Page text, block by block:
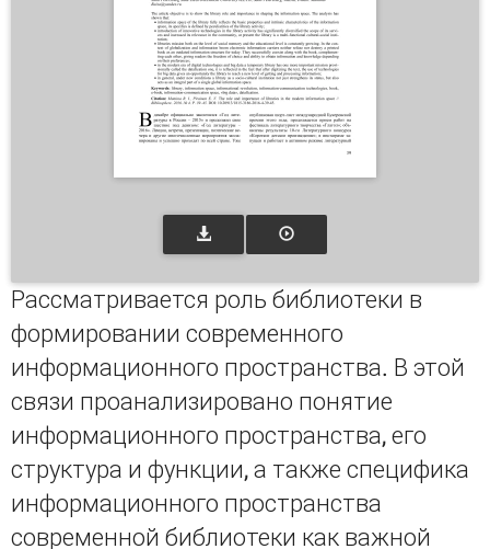
Рассматривается роль библиотеки в
формировании современного
информационного пространства. В этой
связи проанализировано понятие
информационного пространства, его
структура и функции, а также специфика
информационного пространства
современной библиотеки как важной